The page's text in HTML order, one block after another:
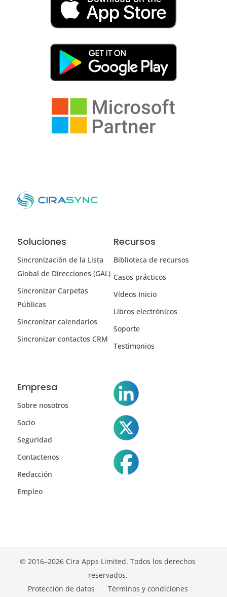
Soluciones
Sincronización de la Lista
Global de Direcciones (GAL)
Sincronizar Carpetas
Públicas
Sincronizar calendarios
Sincronizar contactos CRM
Recursos
Biblioteca de recursos
Casos prácticos
Vídeos Inicio
Libros electrónicos
Soporte
Testimonios
Empresa
Sobre nosotros
Socio
Seguridad
Contactenos
Redacción
Empleo
© 2016–2026 Cira Apps Limited. Todos los derechos
reservados.
Protección de datos
Términos y condiciones